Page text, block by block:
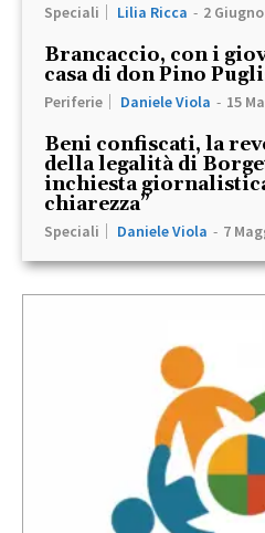
Speciali Lilia Ricca - 2
Brancaccio, con i
casa di don Pino
Periferie Daniele Viola - 15
Beni confiscati, la
della legalità di
inchiesta
chiarezza”
Speciali Daniele Viola - 7